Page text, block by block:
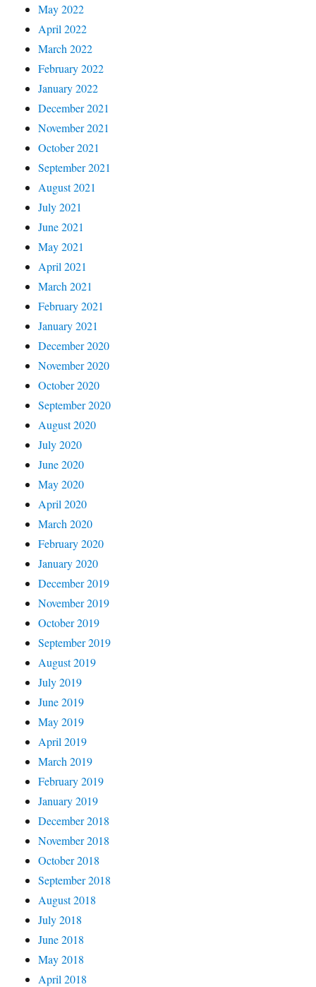
May 2022
April 2022
March 2022
February 2022
January 2022
December 2021
November 2021
October 2021
September 2021
August 2021
July 2021
June 2021
May 2021
April 2021
March 2021
February 2021
January 2021
December 2020
November 2020
October 2020
September 2020
August 2020
July 2020
June 2020
May 2020
April 2020
March 2020
February 2020
January 2020
December 2019
November 2019
October 2019
September 2019
August 2019
July 2019
June 2019
May 2019
April 2019
March 2019
February 2019
January 2019
December 2018
November 2018
October 2018
September 2018
August 2018
July 2018
June 2018
May 2018
April 2018